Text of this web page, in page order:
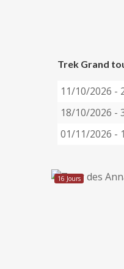
Trek Grand
11/10/2026 -
18/10/2026 -
01/11/2026 -
16 Jours